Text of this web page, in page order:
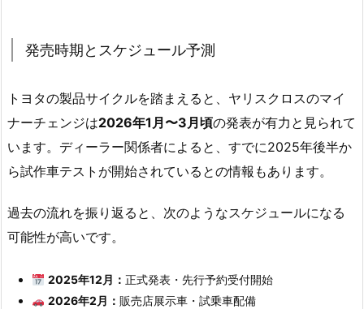
発売時期とスケジュール予測
トヨタの製品サイクルを踏まえると、ヤリスクロスのマイ
ナーチェンジは2026年1月〜3月頃の発表が有力と見られて
います。ディーラー関係者によると、すでに2025年後半か
ら試作車テストが開始されているとの情報もあります。
過去の流れを振り返ると、次のようなスケジュールになる
可能性が高いです。
2025年12月： 正式発表・先行予約受付開始
2026年2月： 販売店展示車・試乗車配備